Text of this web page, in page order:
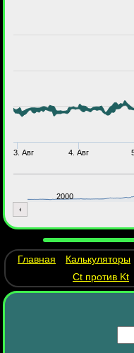
3. Авг 4. Авг
2000
Главная Калькуляторы
Ct против Kt